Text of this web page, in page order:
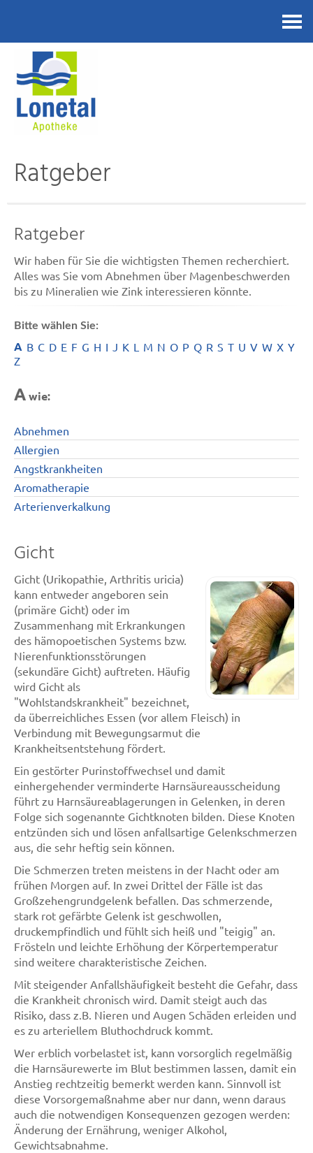
Ratgeber
Ratgeber
Wir haben für Sie die wichtigsten Themen recherchiert.
Alles was Sie vom Abnehmen über Magenbeschwerden
bis zu Mineralien wie Zink interessieren könnte.
Bitte wählen Sie:
A B C D E F G H I J K L M N O P Q R S T U V W X Y
Z
Awie:
Abnehmen
Allergien
Angstkrankheiten
Aromatherapie
Arterienverkalkung
Gicht
Gicht (Urikopathie, Arthritis uricia)
kann entweder angeboren sein
(primäre Gicht) oder im
Zusammenhang mit Erkrankungen
des hämopoetischen Systems bzw.
Nierenfunktionsstörungen
(sekundäre Gicht) auftreten. Häufig
wird Gicht als
"Wohlstandskrankheit" bezeichnet,
da überreichliches Essen (vor allem Fleisch) in
Verbindung mit Bewegungsarmut die
Krankheitsentstehung fördert.
Ein gestörter Purinstoffwechsel und damit
einhergehender verminderte Harnsäureausscheidung
führt zu Harnsäureablagerungen in Gelenken, in deren
Folge sich sogenannte Gichtknoten bilden. Diese Knoten
entzünden sich und lösen anfallsartige Gelenkschmerzen
aus, die sehr heftig sein können.
Die Schmerzen treten meistens in der Nacht oder am
frühen Morgen auf. In zwei Drittel der Fälle ist das
Großzehengrundgelenk befallen. Das schmerzende,
stark rot gefärbte Gelenk ist geschwollen,
druckempfindlich und fühlt sich heiß und "teigig" an.
Frösteln und leichte Erhöhung der Körpertemperatur
sind weitere charakteristische Zeichen.
Mit steigender Anfallshäufigkeit besteht die Gefahr, dass
die Krankheit chronisch wird. Damit steigt auch das
Risiko, dass z.B. Nieren und Augen Schäden erleiden und
es zu arteriellem Bluthochdruck kommt.
Wer erblich vorbelastet ist, kann vorsorglich regelmäßig
die Harnsäurewerte im Blut bestimmen lassen, damit ein
Anstieg rechtzeitig bemerkt werden kann. Sinnvoll ist
diese Vorsorgemaßnahme aber nur dann, wenn daraus
auch die notwendigen Konsequenzen gezogen werden:
Änderung der Ernährung, weniger Alkohol,
Gewichtsabnahme.